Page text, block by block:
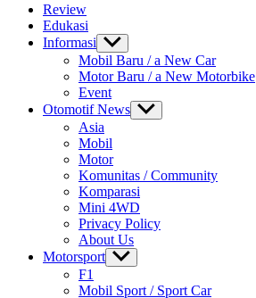
Review
Edukasi
Informasi Show
sub
menu
Mobil Baru / a New Car
Motor Baru / a New Motorbike
Event
Otomotif News Show
sub
Asia
Mobil
Motor
Komunitas / Community
Komparasi
Mini 4WD
Privacy Policy
About Us
Motorsport Show
sub
menu
F1
Mobil Sport / Sport Car